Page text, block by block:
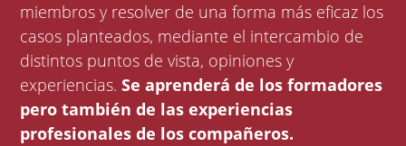
miembros y resolver de una forma más eficaz los
casos planteados, mediante el intercambio de
distintos puntos de vista, opiniones y
experiencias.Se aprenderá de los formadores
pero también de las experiencias
profesionales de los compañeros.